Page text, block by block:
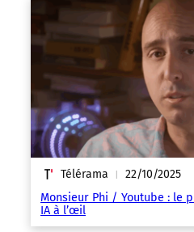
Télérama | 22/10/2025
Monsieur Phi / Youtube : le
IA à l’œil